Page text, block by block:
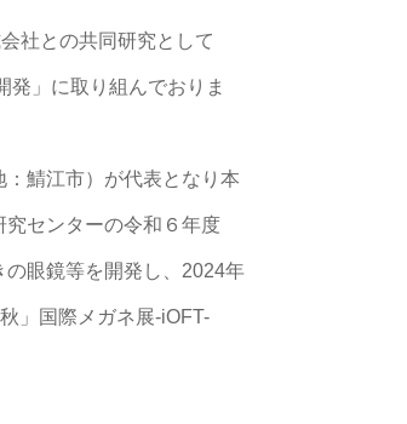
社との共同研究として
発」に取り組んでおりま
鯖江市）が代表となり本
センターの令和６年度
の眼鏡等を開発し、2024年
」国際メガネ展-iOFT-